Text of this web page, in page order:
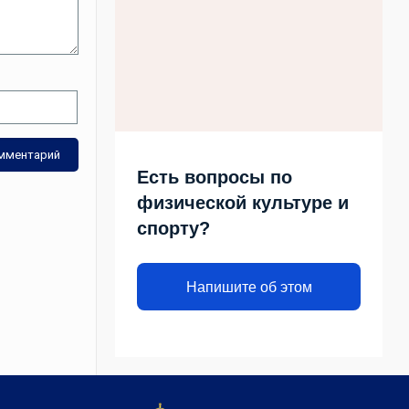
Есть вопросы по
физической культуре и
спорту?
Напишите об этом